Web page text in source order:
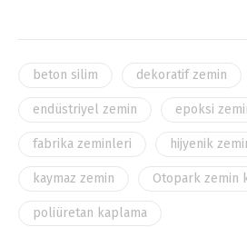
beton silim dekoratif zemin
endüstriyel zemin epoksi
fabrika zeminleri hijyenik
kaymaz zemin Otopark zemin
poliüretan kaplama